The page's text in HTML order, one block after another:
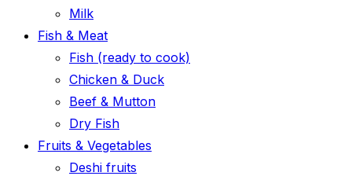
Milk
Fish & Meat
Fish (ready to cook)
Chicken & Duck
Beef & Mutton
Dry Fish
Fruits & Vegetables
Deshi fruits